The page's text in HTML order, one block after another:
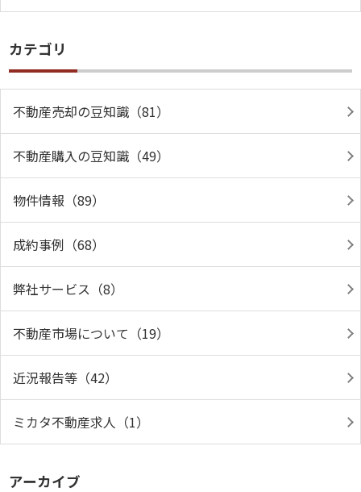
カテゴリ
不動産売却の豆知識（81）
不動産購入の豆知識（49）
物件情報（89）
成約事例（68）
弊社サービス（8）
不動産市場について（19）
近況報告等（42）
ミカタ不動産求人（1）
アーカイブ